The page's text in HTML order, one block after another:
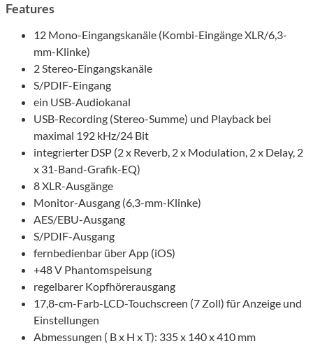
Features
12 Mono-Eingangskanäle (Kombi-Eingänge XLR/6,3-
mm-Klinke)
2 Stereo-Eingangskanäle
S/PDIF-Eingang
ein USB-Audiokanal
USB-Recording (Stereo-Summe) und Playback bei
maximal 192 kHz/24 Bit
integrierter DSP (2 x Reverb, 2 x Modulation, 2 x Delay, 2
x 31-Band-Grafik-EQ)
8 XLR-Ausgänge
Monitor-Ausgang (6,3-mm-Klinke)
AES/EBU-Ausgang
S/PDIF-Ausgang
fernbedienbar über App (iOS)
+48 V Phantomspeisung
regelbarer Kopfhörerausgang
17,8-cm-Farb-LCD-Touchscreen (7 Zoll) für Anzeige und
Einstellungen
Abmessungen ( B x H x T): 335 x 140 x 410 mm